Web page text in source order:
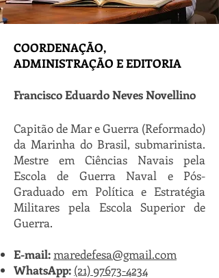
COORDENAÇÃO,
ADMINISTRAÇÃO E EDITORIA
Francisco Eduardo Neves Novellino
Capitão de Mar e Guerra (Reformado)
da Marinha do Brasil, submarinista.
Mestre em Ciências Navais pela
Escola de Guerra Naval e Pós-
Graduado em Política e Estratégia
Militares pela Escola Superior de
Guerra.
E-mail:maredefesa@gmail.com
WhatsApp: (21) 97673-4234